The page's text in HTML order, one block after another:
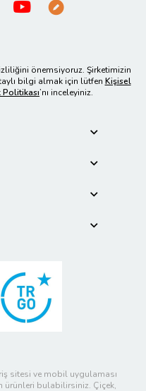
önemsiyoruz. Şirketimizin
bilgi almak için lütfen Kişisel
’nı inceleyiniz.
sitesi ve mobil uygulaması
ürünleri bulabilirsiniz. Çiçek,